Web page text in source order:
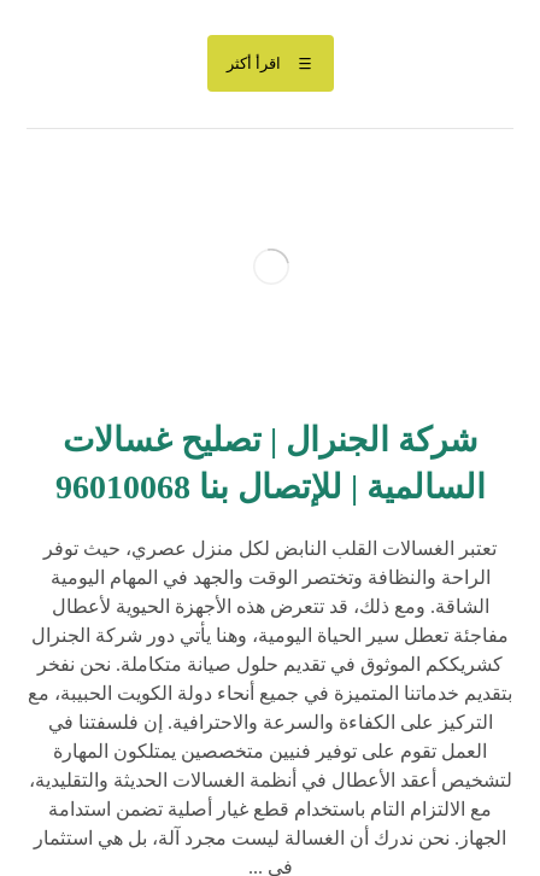
اقرأ أكثر
شركة الجنرال | تصليح غسالات
السالمية | للإتصال بنا 96010068
تعتبر الغسالات القلب النابض لكل منزل عصري، حيث توفر
الراحة والنظافة وتختصر الوقت والجهد في المهام اليومية
الشاقة. ومع ذلك، قد تتعرض هذه الأجهزة الحيوية لأعطال
مفاجئة تعطل سير الحياة اليومية، وهنا يأتي دور شركة الجنرال
كشريككم الموثوق في تقديم حلول صيانة متكاملة. نحن نفخر
بتقديم خدماتنا المتميزة في جميع أنحاء دولة الكويت الحبيبة، مع
التركيز على الكفاءة والسرعة والاحترافية. إن فلسفتنا في
العمل تقوم على توفير فنيين متخصصين يمتلكون المهارة
لتشخيص أعقد الأعطال في أنظمة الغسالات الحديثة والتقليدية،
مع الالتزام التام باستخدام قطع غيار أصلية تضمن استدامة
الجهاز. نحن ندرك أن الغسالة ليست مجرد آلة، بل هي استثمار
في ...